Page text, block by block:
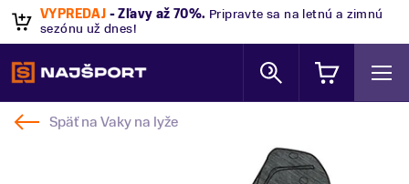
VÝPREDAJ - Zľavy až 70%. Pripravte sa na letnú a zimnú
sezónu už dnes!
Späť naVaky na lyže